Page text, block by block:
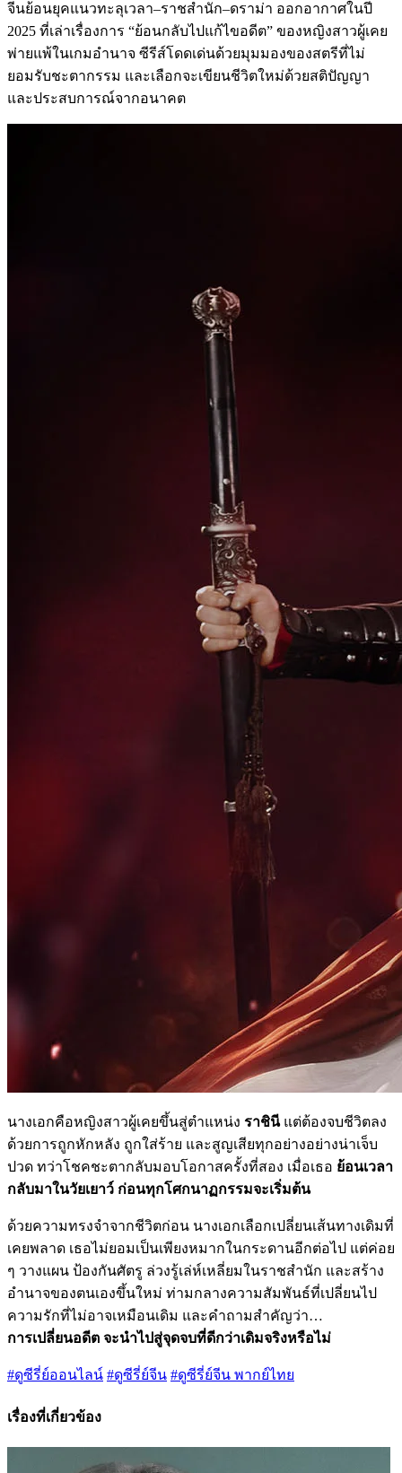
จีนย้อนยุคแนวทะลุเวลา–ราชสำนัก–ดราม่า ออกอากาศในปี
2025 ที่เล่าเรื่องการ “ย้อนกลับไปแก้ไขอดีต” ของหญิงสาวผู้เคย
พ่ายแพ้ในเกมอำนาจ ซีรีส์โดดเด่นด้วยมุมมองของสตรีที่ไม่
ยอมรับชะตากรรม และเลือกจะเขียนชีวิตใหม่ด้วยสติปัญญา
และประสบการณ์จากอนาคต
นางเอกคือหญิงสาวผู้เคยขึ้นสู่ตำแหน่ง ราชินีแต่ต้องจบชีวิตลง
ด้วยการถูกหักหลัง ถูกใส่ร้าย และสูญเสียทุกอย่างอย่างน่าเจ็บ
ปวด ทว่าโชคชะตากลับมอบโอกาสครั้งที่สอง เมื่อเธอ ย้อนเวลา
กลับมาในวัยเยาว์ ก่อนทุกโศกนาฏกรรมจะเริ่มต้น
ด้วยความทรงจำจากชีวิตก่อน นางเอกเลือกเปลี่ยนเส้นทางเดิมที่
เคยพลาด เธอไม่ยอมเป็นเพียงหมากในกระดานอีกต่อไป แต่ค่อย
ๆ วางแผน ป้องกันศัตรู ล่วงรู้เล่ห์เหลี่ยมในราชสำนัก และสร้าง
อำนาจของตนเองขึ้นใหม่ ท่ามกลางความสัมพันธ์ที่เปลี่ยนไป
ความรักที่ไม่อาจเหมือนเดิม และคำถามสำคัญว่า…
การเปลี่ยนอดีต จะนำไปสู่จุดจบที่ดีกว่าเดิมจริงหรือไม่
#ดูซีรี่ย์ออนไลน์ #ดูซีรี่ย์จีน #ดูซีรี่ย์จีน พากย์ไทย
เรื่องที่เกี่ยวข้อง